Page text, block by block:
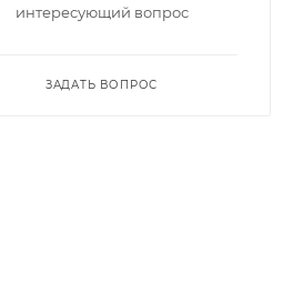
интересующий вопрос
ЗАДАТЬ ВОПРОС